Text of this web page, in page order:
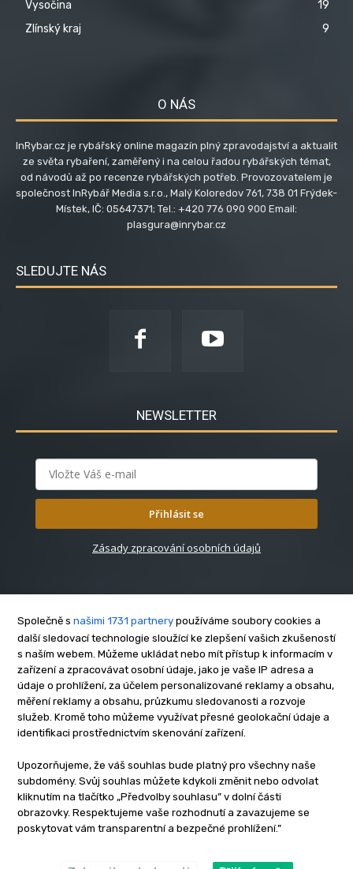
Vysočina
19
Zlínský kraj
9
O NÁS
InRybar.cz je rybářský online magazín plný zpravodajství a aktualit
ze světa rybaření, zaměřený i na celou řadou rybářských témat,
od návodů až po recenze rybářských potřeb. Provozovatelem je
společnost InRybář Media s.r.o., Malý Koloredov 761, 738 01 Frýdek-
Místek, IČ: 05647371; Tel.: +420 776 090 900 Email:
plasgura@inrybar.cz
SLEDUJTE NÁS
NEWSLETTER
Přihlásit se
Zásady zpracování osobních údajů
O nás
Kontakt
Reklama
Zásady soukromí
Privacy policy
Cookies
Etický kodex
Redakce
Společně s našimi 1731 partnery používáme soubory cookies a
další sledovací technologie sloužící ke zlepšení vašich zkušeností
s naším webem. Můžeme ukládat nebo mít přístup k informacím v
zařízení a zpracovávat osobní údaje, jako je vaše IP adresa a
údaje o prohlížení, za účelem personalizované reklamy a obsahu,
měření reklamy a obsahu, průzkumu sledovanosti a rozvoje
služeb. Kromě toho můžeme využívat přesné geolokační údaje a
identifikaci prostřednictvím skenování zařízení.
Upozorňujeme, že váš souhlas bude platný pro všechny naše
subdomény. Svůj souhlas můžete kdykoli změnit nebo odvolat
kliknutím na tlačítko „Předvolby souhlasu” v dolní části
obrazovky. Respektujeme vaše rozhodnutí a zavazujeme se
poskytovat vám transparentní a bezpečné prohlížení.”